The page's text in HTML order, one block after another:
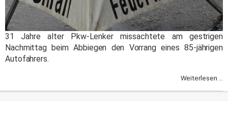
31 Jahre alter Pkw-Lenker missachtete am gestrigen
Nachmittag beim Abbiegen den Vorrang eines 85-jährigen
Autofahrers.
Weiterlesen ...